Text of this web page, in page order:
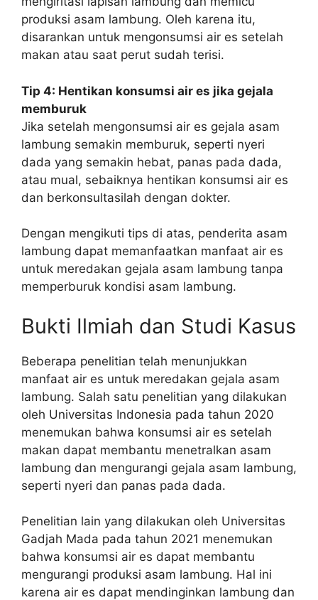
produksi asam lambung. Oleh karena itu,
disarankan untuk mengonsumsi air es setelah
makan atau saat perut sudah terisi.
Tip 4: Hentikan konsumsi air es jika gejala
memburuk
Jika setelah mengonsumsi air es gejala asam
lambung semakin memburuk, seperti nyeri
dada yang semakin hebat, panas pada dada,
atau mual, sebaiknya hentikan konsumsi air es
dan berkonsultasilah dengan dokter.
Dengan mengikuti tips di atas, penderita asam
lambung dapat memanfaatkan manfaat air es
untuk meredakan gejala asam lambung tanpa
memperburuk kondisi asam lambung.
Bukti Ilmiah dan Studi Kasus
Beberapa penelitian telah menunjukkan
manfaat air es untuk meredakan gejala asam
lambung. Salah satu penelitian yang dilakukan
oleh Universitas Indonesia pada tahun 2020
menemukan bahwa konsumsi air es setelah
makan dapat membantu menetralkan asam
lambung dan mengurangi gejala asam lambung,
seperti nyeri dan panas pada dada.
Penelitian lain yang dilakukan oleh Universitas
Gadjah Mada pada tahun 2021 menemukan
bahwa konsumsi air es dapat membantu
mengurangi produksi asam lambung. Hal ini
karena air es dapat mendinginkan lambung dan